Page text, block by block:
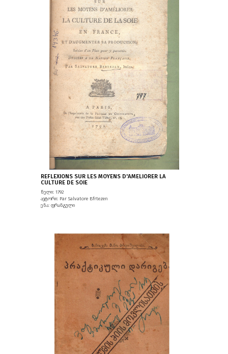
REFLEXIONS SUR LES MOYENS D'AMELIORER LA
CULTURE DE SOIE
წელი: 1792
ავტორი: Par Salvatore Bfrtezen
ენა: ფრანგული